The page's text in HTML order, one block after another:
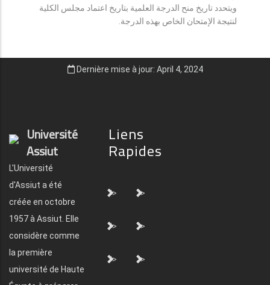
ويتحدد تاريخ منح الدرجة العلمية بتاريخ اعتماد مجلس الكلية
لنتيجة الإمتحان الخاص بهذه الدرجة.
Dernière mise à jour: April 4, 2024
Université
Assiut
L'Université
d'Assiut a été
créée en octobre
1957 à Assiut. Elle
considère comme
la première
université de Haute
Liens
Rapides
"> ">
"> ">
"> ">